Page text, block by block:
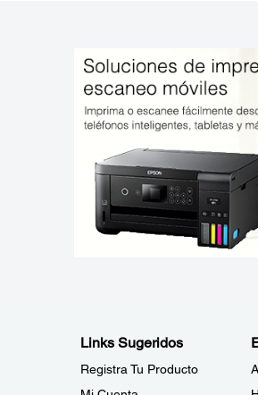
Links Sugeridos
Registra Tu Producto